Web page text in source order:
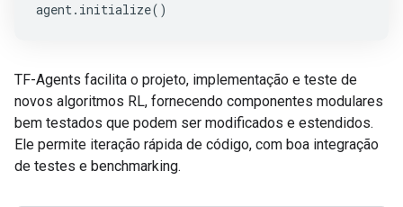
agent. initialize()
TF-Agents facilita o projeto, implementação e teste de
novos algoritmos RL, fornecendo componentes modulares
bem testados que podem ser modificados e estendidos.
Ele permite iteração rápida de código, com boa integração
de testes e benchmarking.